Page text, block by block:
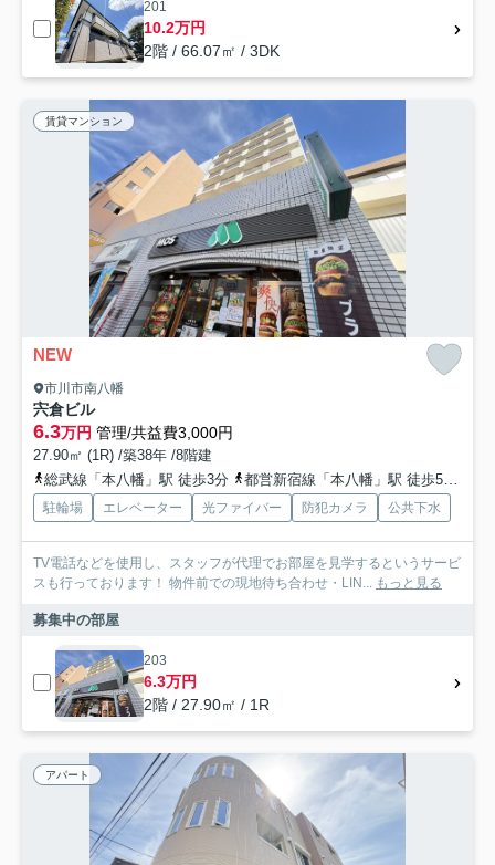
201
10.2万円
2階 / 66.07㎡ / 3DK
賃貸マンション
NEW
市川市南八幡
宍倉ビル
6.3万円 管理/共益費3,000円
27.90㎡ (1R) /築38年 /8階建
総武線「本八幡」駅 徒歩3分
都営新宿線「本八幡」駅 徒歩5分
駐輪場 エレベーター 光ファイバー 防犯カメラ 公共下水
TV電話などを使用し、スタッフが代理でお部屋を見学するというサービ
スも行っております！ 物件前での現地待ち合わせ・LIN...
もっと見る
募集中の部屋
203
6.3万円
2階 / 27.90㎡ / 1R
アパート